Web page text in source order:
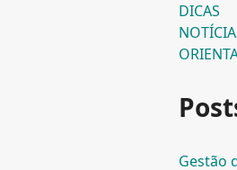
DICAS
Gestão